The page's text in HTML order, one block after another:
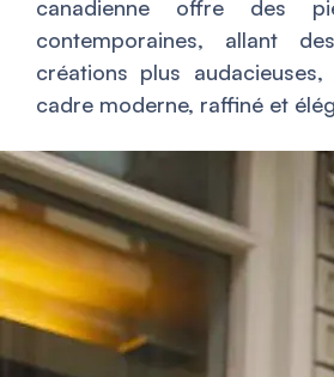
canadienne offre des
contemporaines, allant
créations plus
cadre moderne, raffiné et